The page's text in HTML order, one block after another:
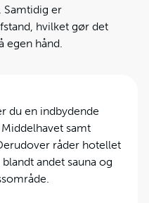
Samtidig er
hvilket gør det
egen hånd.
du en indbydende
samt
råder hotellet
andet sauna og